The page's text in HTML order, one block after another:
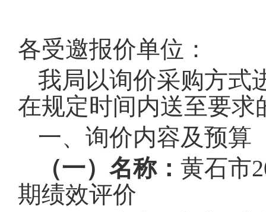
各受邀报价单位：
我局以询价采购方式
在规定时间内送至要求
一、 询价内容及预算
（一）名称： 黄石市
期绩效评价